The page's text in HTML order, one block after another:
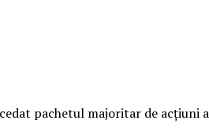
pachetul majoritar de acţiuni